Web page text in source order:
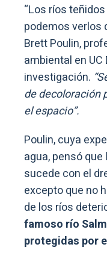
“Los ríos
podemos verlos
Brett Poulin,
ambiental en UC
investigación.
de decoloración
el espacio”.
Poulin, cuya
agua, pensó
sucede con el
excepto que no
de los ríos
famoso río
protegidas por